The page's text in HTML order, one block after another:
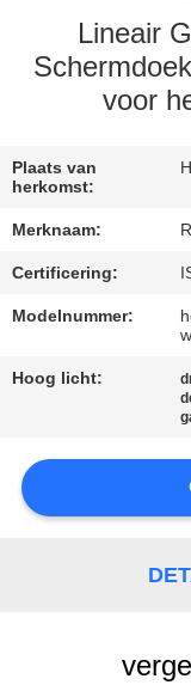
VERZOEK
OM EEN
CITAAT
PRIVACY
Lineair
voor
Plaats van
herkomst:
Merknaam:
Certificering:
Modelnummer:
Hoog licht: